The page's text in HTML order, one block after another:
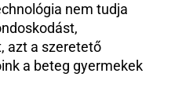
nem tudja
azt a szeretető
a beteg gyermekek